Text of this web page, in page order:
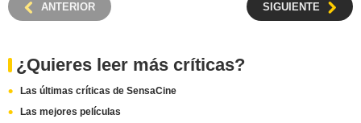
ANTERIOR SIGUIENTE
¿Quieres leer más críticas?
Las últimas críticas de SensaCine
Las mejores películas